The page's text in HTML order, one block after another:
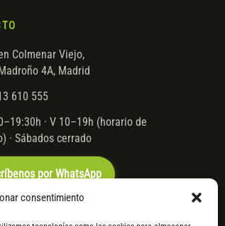
consentimiento
Colmenar Viejo,
4A, Madrid
610 555
· V 10–19h (horario de
· Sábados cerrado
por WhatsApp